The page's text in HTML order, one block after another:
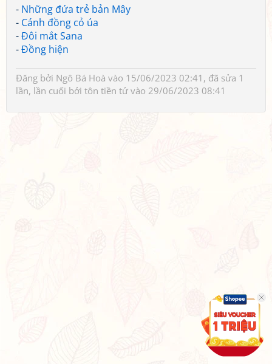
- Những đứa trẻ bản Mây
- Cánh đồng cỏ úa
-Đôi mắt Sana
-Đồng hiện
Đăng bởi Ngô Bá Hoà vào 15/06/2023 02:41, đã sửa 1
lần, lần cuối bởi tôn tiền tửvào 29/06/2023 08:41